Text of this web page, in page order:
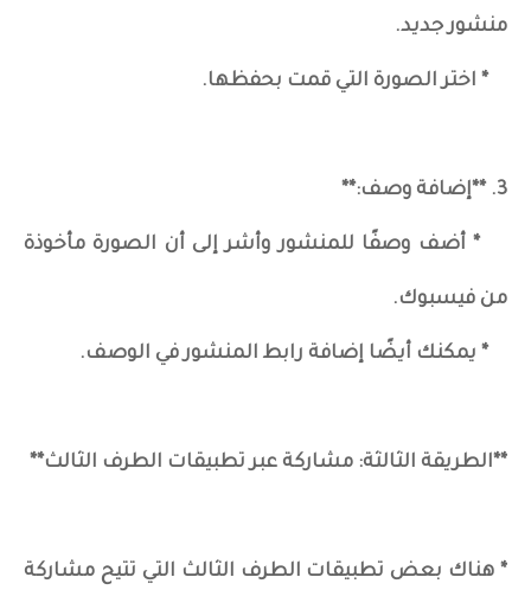
منشور جديد.
* اختر الصورة التي قمت بحفظها.
3. **إضافة وصف:**
* أضف وصفًا للمنشور وأشر إلى أن الصورة مأخوذة
من فيسبوك.
* يمكنك أيضًا إضافة رابط المنشور في الوصف.
**الطريقة الثالثة: مشاركة عبر تطبيقات الطرف الثالث**
* هناك بعض تطبيقات الطرف الثالث التي تتيح مشاركة